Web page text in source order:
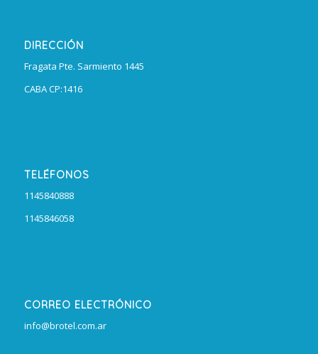
DIRECCIÓN
Fragata Pte. Sarmiento 1445
CABA CP:1416
TELÉFONOS
1145840888
1145846058
CORREO ELECTRÓNICO
info@brotel.com.ar